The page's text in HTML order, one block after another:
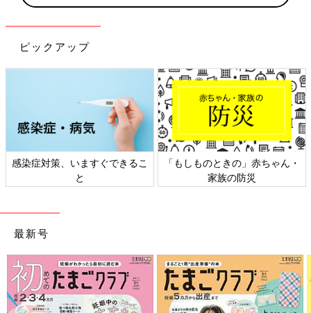
ピックアップ
きの」赤ちゃん・
日本外来小児科学会リーフレッ
六星占術 細
最新号